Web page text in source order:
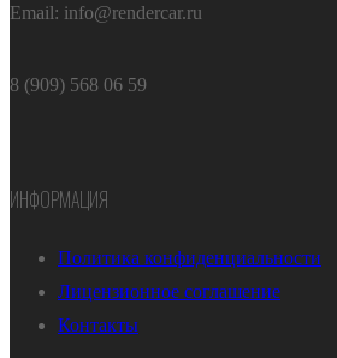
Email: info@rendercar.ru
8 (909) 568 06 59
ИНФОРМАЦИЯ
Политика конфиденциальности
Лицензионное соглашение
Контакты